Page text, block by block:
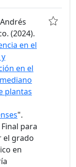
(2024).
en el
en el
plantas
".
para
el grado
en